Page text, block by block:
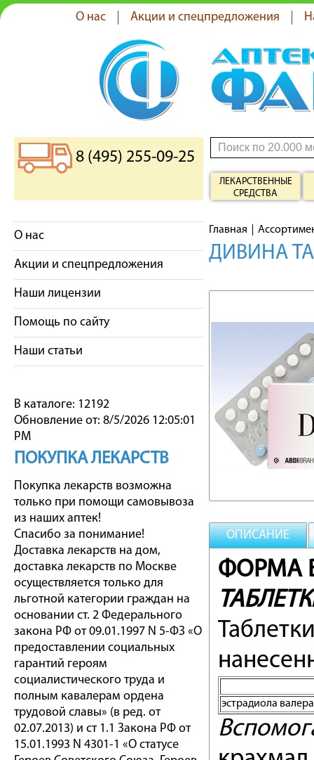
О нас Акции и спецпредложения
8 (495) 255-09-25
ЛЕКАРСТВЕННЫЕ
СРЕДСТВА
О нас
Акции и спецпредложения
Наши лицензии
Помощь по сайту
Наши статьи
В каталоге: 12192
Обновление от: 8/5/2026 12:05:01
PM
ПОКУПКА ЛЕКАРСТВ
Покупка лекарств возможна
только при помощи самовывоза
из наших аптек!
Спасибо за понимание!
Доставка лекарств на дом,
доставка лекарств по Москве
осуществляется только для
льготной категории граждан на
основании ст. 2 Федерального
закона РФ от 09.01.1997 N 5-ФЗ «О
предоставлении социальных
гарантий героям
социалистического труда и
полным кавалерам ордена
трудовой славы» (в ред. от
02.07.2013) и ст 1.1 Закона РФ от
15.01.1993 N 4301-1 «О статусе
Главная
ДИВИНА
ОПИСАНИЕ
ФОРМА
эстрадиола